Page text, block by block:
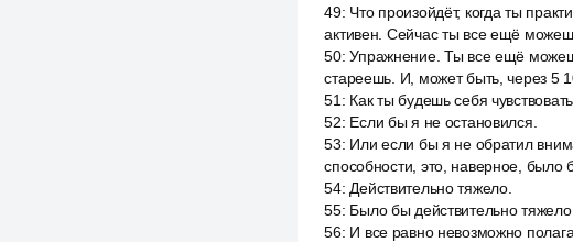
49: Что произойдёт, когда ты
активен. Сейчас ты все ещё
50:Упражнение. Ты все ещё
стареешь. И, может быть, через 5
51 : Как ты будешь себя
52: Если бы я не остановился.
53: Или если бы я не обратил
способности, это, наверное, было
54: Действительно тяжело.
55: Было бы действительно
56: И все равно невозможно